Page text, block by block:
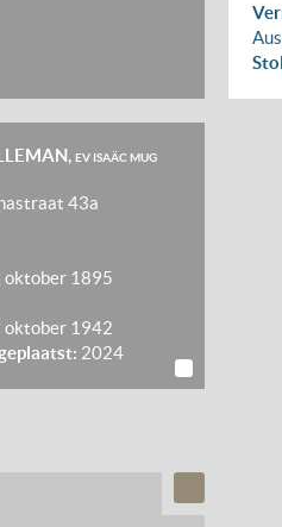
EV ISAÄC MUG
43a
oktober 1895
oktober 1942
2024